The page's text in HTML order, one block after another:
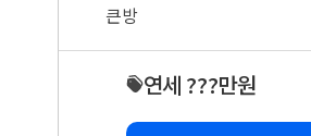
큰방
연세 ???만원